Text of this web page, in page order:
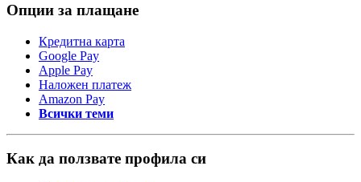
Опции за плащане
Кредитна карта
Google Pay
Apple Pay
Наложен платеж
Amazon Pay
Всички теми
Как да ползвате профила си